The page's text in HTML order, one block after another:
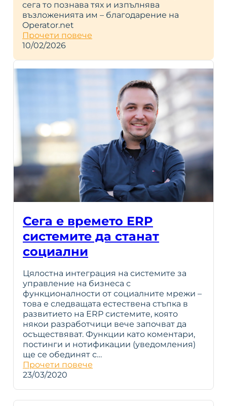
сега то познава тях и изпълнява
възложенията им – благодарение на
Operator.net
Прочети повече
10/02/2026
Сега е времето ERP
системите да станат
социални
Цялостна интеграция на системите за
управление на бизнеса с
функционалности от социалните мрежи –
това е следващата естествена стъпка в
развитието на ERP системите, която
някои разработчици вече започват да
осъществяват. Функции като коментари,
постинги и нотификации (уведомления)
ще се обединят с…
Прочети повече
23/03/2020